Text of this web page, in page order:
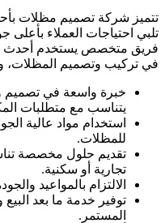
تتميز شركة تصميم مظلات
تلبي احتياجات العملاء بأعلى
فريق متخصص يستخدم أحدث
في تركيب وتصميم
خبرة واسعة في تصميم
يتناسب مع متطلبات
استخدام مواد عالية
للمظلات.
تقديم حلول مخصصة
تجارية أو سكنية.
الالتزام بالمواعيد
توفير خدمة ما بعد
المستمر.